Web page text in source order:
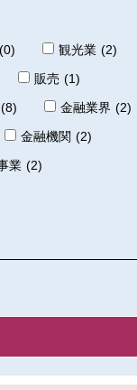
(0) 観光業 (2)
販売 (1)
(8) 金融業界 (2)
金融機関 (2)
業 (2)